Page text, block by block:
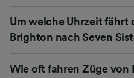
Um welche Uhrzeit fährt
Brighton nach Seven
Wie oft fahren Züge von